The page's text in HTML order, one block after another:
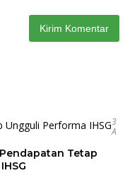
3
A
Tetap